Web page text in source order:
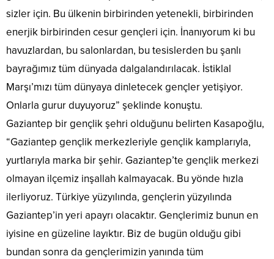
sizler için. Bu ülkenin birbirinden yetenekli, birbirinden
enerjik birbirinden cesur gençleri için. İnanıyorum ki bu
havuzlardan, bu salonlardan, bu tesislerden bu şanlı
bayrağımız tüm dünyada dalgalandırılacak. İstiklal
Marşı’mızı tüm dünyaya dinletecek gençler yetişiyor.
Onlarla gurur duyuyoruz” şeklinde konuştu.
Gaziantep bir gençlik şehri olduğunu belirten Kasapoğlu,
“Gaziantep gençlik merkezleriyle gençlik kamplarıyla,
yurtlarıyla marka bir şehir. Gaziantep’te gençlik merkezi
olmayan ilçemiz inşallah kalmayacak. Bu yönde hızla
ilerliyoruz. Türkiye yüzyılında, gençlerin yüzyılında
Gaziantep’in yeri apayrı olacaktır. Gençlerimiz bunun en
iyisine en güzeline layıktır. Biz de bugün olduğu gibi
bundan sonra da gençlerimizin yanında tüm